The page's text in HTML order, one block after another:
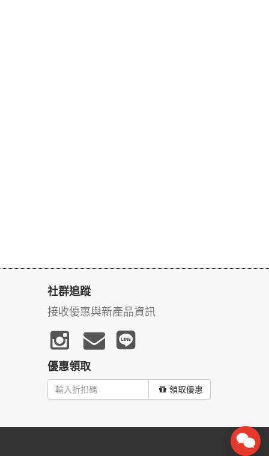
社群追蹤
接收優惠與新產品資訊
優惠領取
領取優惠